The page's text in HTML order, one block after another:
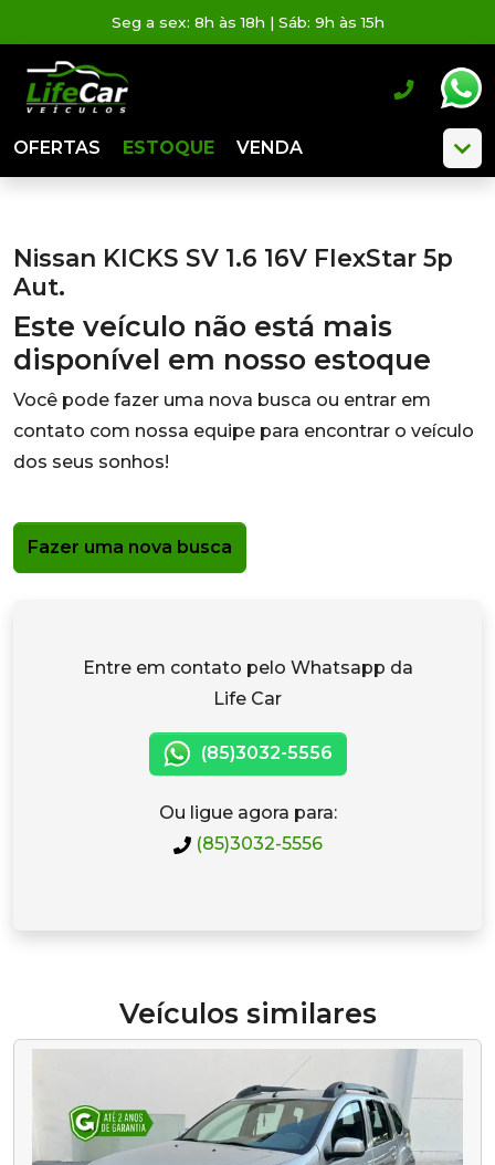
Seg a sex: 8h às 18h | Sáb: 9h às 15h
OFERTAS ESTOQUE VENDA
Nissan KICKS SV 1.6 16V FlexStar 5p
Aut.
Este veículo não está mais
disponível em nosso estoque
Você pode fazer uma nova busca ou entrar em
contato com nossa equipe para encontrar o veículo
dos seus sonhos!
Fazer uma nova busca
Entre em contato pelo Whatsapp da
Life Car
(85)3032-5556
Ou ligue agora para:
(85)3032-5556
Veículos similares